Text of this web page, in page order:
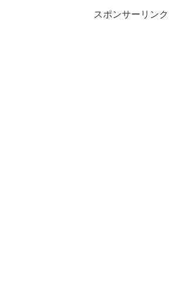
スポンサーリンク